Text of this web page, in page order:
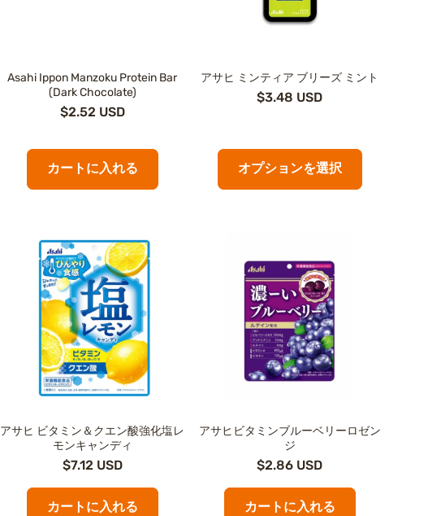
Asahi Ippon Manzoku Protein Bar
(Dark Chocolate)
$2.52 USD
カートに入れる
アサヒ ミンティア ブリーズ ミント
$3.48 USD
オプションを選択
アサヒ ビタミン＆クエン酸強化塩レ
モンキャンディ
$7.12 USD
カートに入れる
アサヒビタミンブルーベリーロゼン
ジ
$2.86 USD
カートに入れる